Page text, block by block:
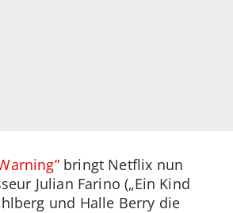
bringt Netflix nun
Julian Farino („Ein Kind
und Halle Berry die